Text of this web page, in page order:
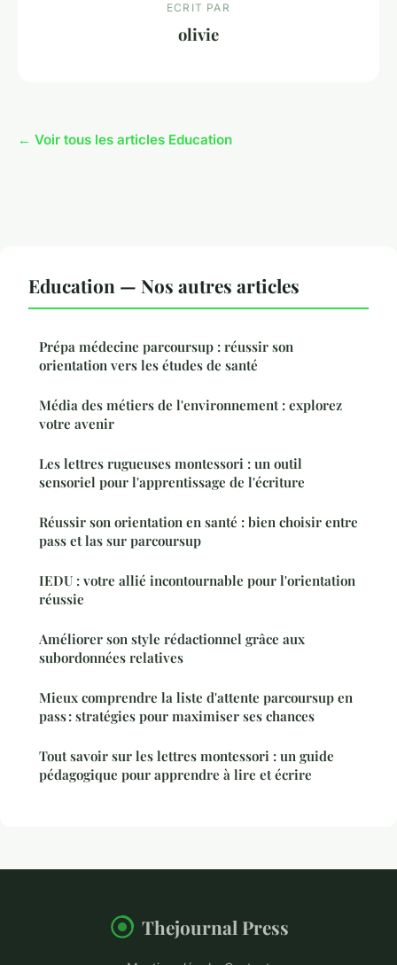
ECRIT PAR
olivie
← Voir tous les articles Education
Education — Nos autres articles
Prépa médecine parcoursup : réussir son
orientation vers les études de santé
Média des métiers de l'environnement : explorez
votre avenir
Les lettres rugueuses montessori : un outil
sensoriel pour l'apprentissage de l'écriture
Réussir son orientation en santé : bien choisir entre
pass et las sur parcoursup
IEDU : votre allié incontournable pour l'orientation
réussie
Améliorer son style rédactionnel grâce aux
subordonnées relatives
Mieux comprendre la liste d'attente parcoursup en
pass : stratégies pour maximiser ses chances
Tout savoir sur les lettres montessori : un guide
pédagogique pour apprendre à lire et écrire
Thejournal Press